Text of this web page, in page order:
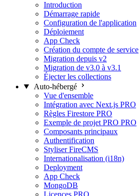
Introduction
Démarrage rapide
Configuration de l'application
Déploiement
App Check
Création du compte de service
Migration depuis v2
Migration de v3.0 à v3.1
Éjecter les collections
Auto-hébergé
Vue d'ensemble
Intégration avec Next.js PRO
Règles Firestore PRO
Exemple de projet PRO PRO
Composants principaux
Authentification
Styliser FireCMS
Internationalisation (i18n)
Deployment
App Check
MongoDB
Licences PRO